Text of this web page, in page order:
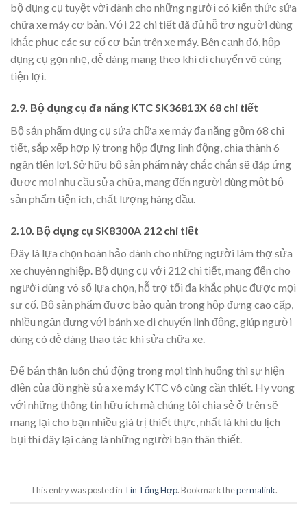
bộ dụng cụ tuyệt vời dành cho những người có kiến thức sửa
chữa xe máy cơ bản. Với 22 chi tiết đã đủ hỗ trợ người dùng
khắc phục các sự cố cơ bản trên xe máy. Bên cạnh đó, hộp
dụng cụ gọn nhẹ, dễ dàng mang theo khi di chuyển vô cùng
tiện lợi.
2.9. Bộ dụng cụ đa năng KTC SK36813X 68 chi tiết
Bộ sản phẩm dụng cụ sửa chữa xe máy đa năng gồm 68 chi
tiết, sắp xếp hợp lý trong hộp đựng linh động, chia thành 6
ngăn tiện lợi. Sở hữu bộ sản phẩm này chắc chắn sẽ đáp ứng
được mọi nhu cầu sửa chữa, mang đến người dùng một bộ
sản phẩm tiện ích, chất lượng hàng đầu.
2.10. Bộ dụng cụ SK8300A 212 chi tiết
Đây là lựa chọn hoàn hảo dành cho những người làm thợ sửa
xe chuyên nghiệp. Bộ dụng cụ với 212 chi tiết, mang đến cho
người dùng vô số lựa chọn, hỗ trợ tối đa khắc phục được mọi
sự cố. Bộ sản phẩm được bảo quản trong hộp đựng cao cấp,
nhiều ngăn đựng với bánh xe di chuyển linh động, giúp người
dùng có dễ dàng thao tác khi sửa chữa xe.
Để bản thân luôn chủ động trong mọi tình huống thì sự hiện
diện của đồ nghề sửa xe máy KTC vô cùng cần thiết. Hy vọng
với những thông tin hữu ích mà chúng tôi chia sẻ ở trên sẽ
mang lại cho bạn nhiều giá trị thiết thực, nhất là khi du lịch
bụi thì đây lại càng là những người bạn thân thiết.
This entry was posted in Tin Tổng Hợp. Bookmark thepermalink.